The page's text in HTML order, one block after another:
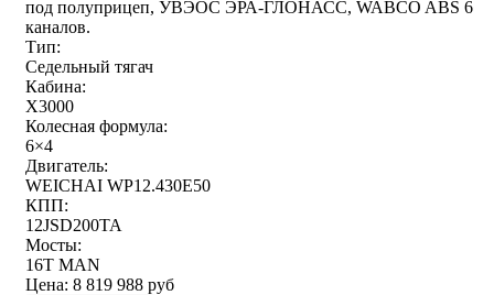
под полуприцеп, УВЭОС ЭРА-ГЛОНАСС, WABCO ABS 6
каналов.
Тип:
Седельный тягач
Кабина:
X3000
Колесная формула:
6×4
Двигатель:
WEICHAI WP12.430E50
КПП:
12JSD200TA
Мосты:
16T MAN
Цена: 8 819 988 руб